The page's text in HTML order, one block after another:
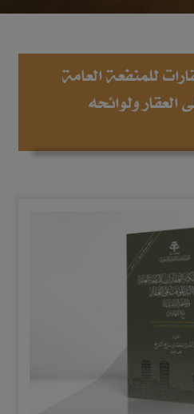
للمنفعة العامة
ولوائحه